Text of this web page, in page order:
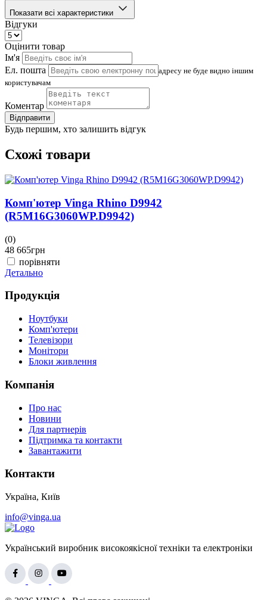
Показати всі характеристики
Відгуки
Оцінити товар
Ім'я
Ел. пошта
адресу не буде видно іншим
користувачам
Коментар
Відправити
Будь першим, хто залишить відгук
Схожі товари
Комп'ютер Vinga Rhino D9942
(R5M16G3060WP.D9942)
(0)
48 665грн
порівняти
Детально
Продукція
Ноутбуки
Комп'ютери
Телевізори
Монітори
Блоки живлення
Компанія
Про нас
Новини
Для партнерів
Підтримка та контакти
Завантажити
Контакти
Україна, Київ
info@vinga.ua
Український виробник високоякісної техніки та електроніки